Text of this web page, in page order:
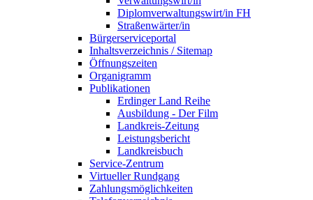
Diplomverwaltungswirt/in FH
Straßenwärter/in
Bürgerserviceportal
Inhaltsverzeichnis / Sitemap
Öffnungszeiten
Organigramm
Publikationen
Erdinger Land Reihe
Ausbildung - Der Film
Landkreis-Zeitung
Leistungsbericht
Landkreisbuch
Service-Zentrum
Virtueller Rundgang
Zahlungsmöglichkeiten